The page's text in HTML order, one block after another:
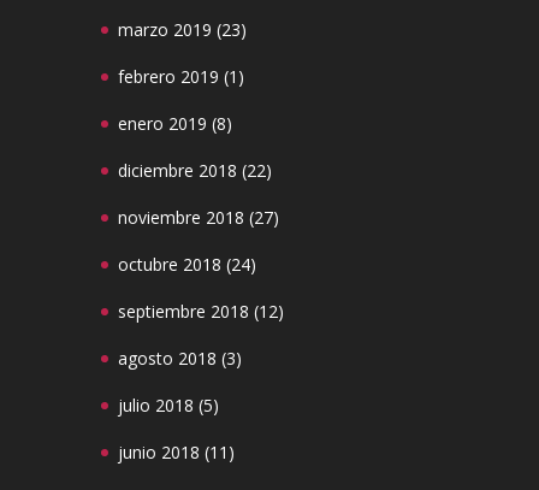
marzo 2019 (23)
febrero 2019 (1)
enero 2019 (8)
diciembre 2018 (22)
noviembre 2018 (27)
octubre 2018 (24)
septiembre 2018 (12)
agosto 2018 (3)
julio 2018 (5)
junio 2018 (11)